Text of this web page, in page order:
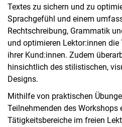
Textes zu sichern und zu
Sprachgefühl und einem
Rechtschreibung, Grammatik
und optimieren Lektor:innen
ihrer Kund:innen. Zudem
hinsichtlich des stilistischen,
Designs.
Mithilfe von praktischen
Teilnehmenden des Workshops
Tätigkeitsbereiche im freien